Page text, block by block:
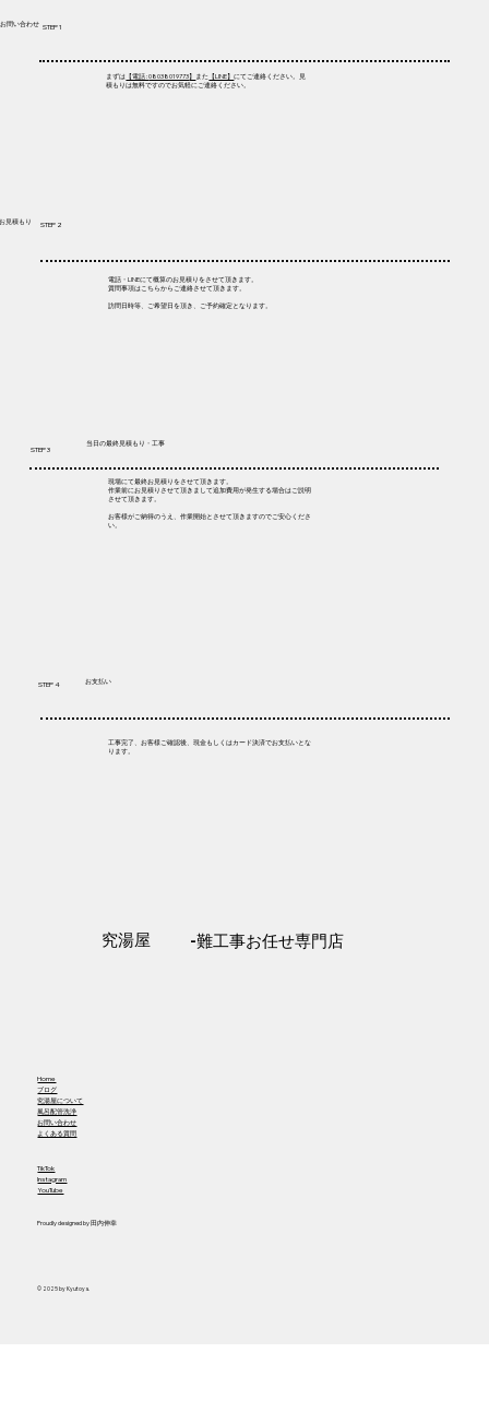
STEP 1
STEP 2
STEP 3
STEP 4
​お問い合わせ
まずは 【電話 :08038019773】 また 【LINE】にてご連絡ください。見
積もりは無料ですのでお気軽にご連絡ください。
​お見積もり
電話・LINEにて概算のお見積りをさせて頂きます。
質問事項はこちらからご連絡させて頂きます。
訪問日時等、ご希望日を頂き、ご予約確定となります。
当日の最終見積もり・工事
現場にて最終お見積りをさせて頂きます。
作業前にお見積りさせて頂きまして追加費用が発生する場合はご説明
させて頂きます。
お客様がご納得のうえ、作業開始とさせて頂きますのでご安心くださ
い。
お支払い
工事完了、お客様ご確認後、現金もしくはカード決済でお支払いとな
ります。
​究湯屋 -難工事お任せ専門店
Home
​ブログ
究湯屋について
​風呂配管洗浄
お問い合わせ
​よくある質問
TikTok
Instagram
YouTube
Proudly designed by 田内伸幸
© 2025 by Kyutoya.